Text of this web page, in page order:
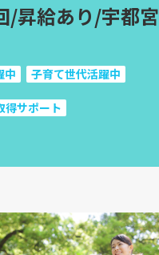
/昇給あり/宇都宮
中 子育て世代活躍中
得サポート